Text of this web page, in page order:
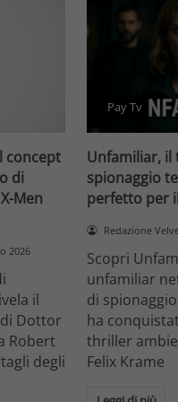
concept
di
Men
2026
il
Dottor
Robert
degli
Pay Tv
Unfamiliar,
spionaggio
perfetto per
Redazione
Scopri
unfamiliar
di
ha
thriller
Felix Krame